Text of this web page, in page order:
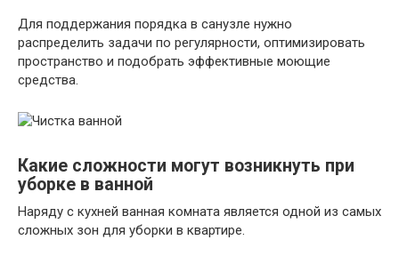
Для поддержания порядка в санузле нужно
распределить задачи по регулярности, оптимизировать
пространство и подобрать эффективные моющие
средства.
Какие сложности могут возникнуть при
уборке в ванной
Наряду с кухней ванная комната является одной из самых
сложных зон для уборки в квартире.